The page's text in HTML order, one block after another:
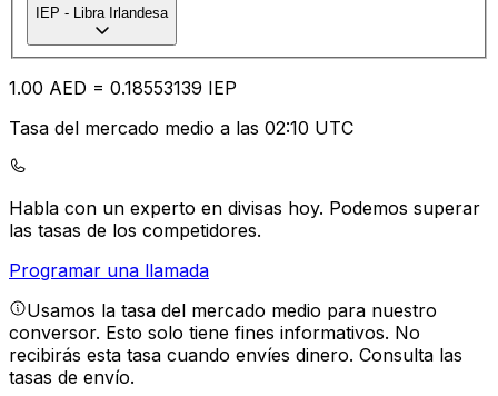
IEP - Libra Irlandesa
1.00 AED = 0.18553139 IEP
Tasa del mercado medio a las 02:10 UTC
Habla con un experto en divisas hoy. Podemos superar
las tasas de los competidores.
Programar una llamada
Usamos la tasa del mercado medio para nuestro
conversor. Esto solo tiene fines informativos. No
recibirás esta tasa cuando envíes dinero. Consulta las
tasas de envío.